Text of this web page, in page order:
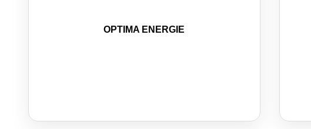
OPTIMA ENERGIE